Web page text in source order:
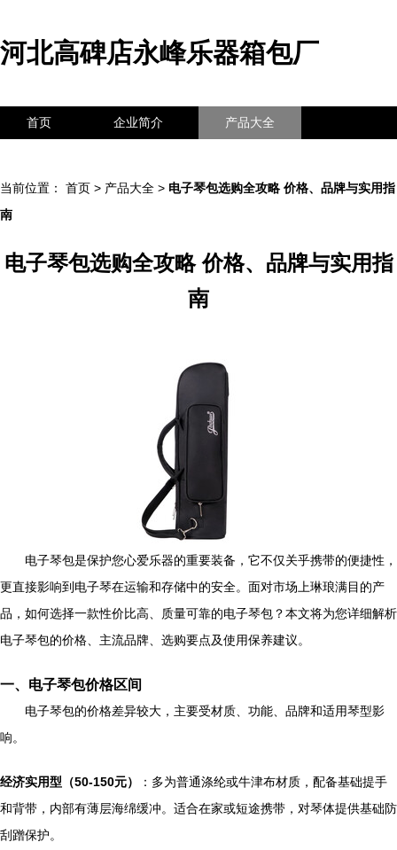
河北高碑店永峰乐器箱包厂
首页 企业简介 产品大全
当前位置： 首页 > 产品大全 > 电子琴包选购全攻略 价格、品牌与实用指
南
电子琴包选购全攻略 价格、品牌与实用指
南
电子琴包是保护您心爱乐器的重要装备，它不仅关乎携带的便捷性，
更直接影响到电子琴在运输和存储中的安全。面对市场上琳琅满目的产
品，如何选择一款性价比高、质量可靠的电子琴包？本文将为您详细解析
电子琴包的价格、主流品牌、选购要点及使用保养建议。
一、电子琴包价格区间
电子琴包的价格差异较大，主要受材质、功能、品牌和适用琴型影
响。
经济实用型（50-150元）
：多为普通涤纶或牛津布材质，配备基础提手
和背带，内部有薄层海绵缓冲。适合在家或短途携带，对琴体提供基础防
刮蹭保护。